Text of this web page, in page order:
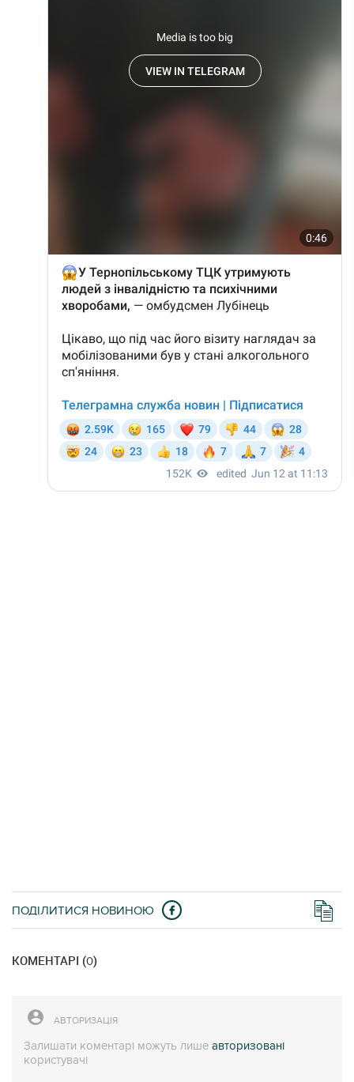
ПОДІЛИТИСЯ НОВИНОЮ
КОМЕНТАРІ (0)
АВТОРИЗАЦІЯ
Залишати коментарі можуть лише авторизовані
користувачі